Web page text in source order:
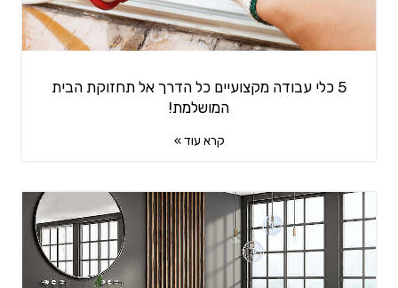
5 כלי עבודה מקצועיים כל הדרך אל תחזוקת הבית
המושלמת!
קרא עוד »